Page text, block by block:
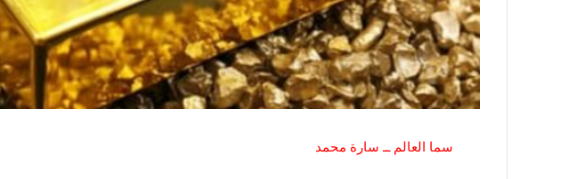
سما العالم ــ سارة محمد